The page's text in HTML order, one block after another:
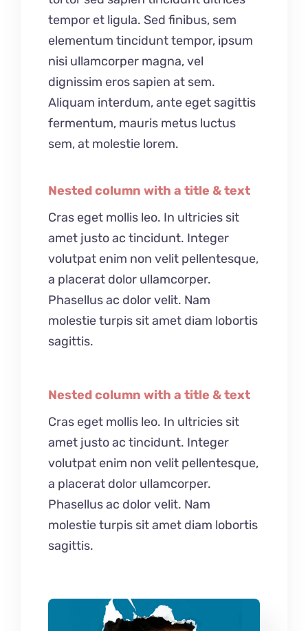
tempor et ligula. Sed finibus, sem
elementum tincidunt tempor, ipsum
nisi ullamcorper magna, vel
dignissim eros sapien at sem.
Aliquam interdum, ante eget sagittis
fermentum, mauris metus luctus
sem, at molestie lorem.
Nested column with a title & text
Cras eget mollis leo. In ultricies sit
amet justo ac tincidunt. Integer
volutpat enim non velit pellentesque,
a placerat dolor ullamcorper.
Phasellus ac dolor velit. Nam
molestie turpis sit amet diam lobortis
sagittis.
Nested column with a title & text
Cras eget mollis leo. In ultricies sit
amet justo ac tincidunt. Integer
volutpat enim non velit pellentesque,
a placerat dolor ullamcorper.
Phasellus ac dolor velit. Nam
molestie turpis sit amet diam lobortis
sagittis.